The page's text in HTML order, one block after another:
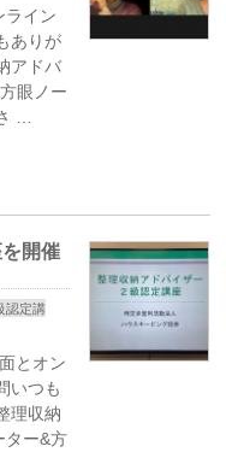
ライン
ありが
アドバ
眼ノー
…
開催
認定講
とオン
いつも
理収納
ター&方